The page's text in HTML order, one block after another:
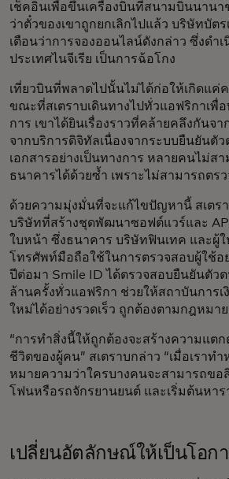
เช็คอินเพื่อขึ้นเครื่องบินที่สนามบินนานา
ว่าตั๋วของเขาถูกยกเลิกไปแล้ว บริษัทบัตร
เตือนว่าการจองออนไลน์ดังกล่าว ซึ่งดำ
ประเทศไนจีเรีย เป็นการฉ้อโกง
เที่ยวบินที่พลาดไปนั้นไม่ได้ก่อให้เกิดแค่
ขณะที่สเตราบเดินทางไปทั่วแอฟริกาเพื่
การ เขาได้ยินเรื่องราวที่คล้ายคลึงกันจ
จากบริการดิจิทัลเนื่องจากระบบยืนยันตั
เอกสารอย่างเป็นทางการ หลายคนไม่ส
ธนาคารได้ด้วยซ้ำ เพราะไม่สามารถตร
ด้วยความมุ่งมั่นที่จะแก้ไขปัญหานี้ สเตร
บริษัทที่สร้างชุดพัฒนาซอฟต์แวร์และ
ใบหน้า ซึ่งธนาคาร บริษัทฟินเทค และผู้ใ
โทรศัพท์มือถือใช้ในการตรวจสอบผู้ใช้อ
ปีต่อมา Smile ID ได้ตรวจสอบยืนยันตัว
ล้านครั้งทั่วแอฟริกา ช่วยให้สถาบันการเ
ใหม่ได้อย่างรวดเร็ว ถูกต้องตามกฎหมา
“การทำสิ่งนี้ให้ถูกต้องจะสร้างความแตก
ชีวิตของผู้คน” สเตราบกล่าว “เมื่อเราท
หมายความว่าใครบางคนจะสามารถขอ
โฟนหรือรถจักรยานยนต์ และเริ่มต้นหาร
เปลี่ยนอัตลักษณ์ให้เป็นโอก